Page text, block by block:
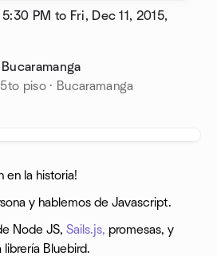
5:30 PM to Fri, Dec 11, 2015,
piso · Bucaramanga
en la historia!
y hablemos de Javascript.
Node JS, Sails.js, promesas, y
Bluebird.